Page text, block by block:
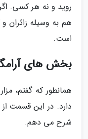
روید و نه هر کسی.
هم به وسیله
است.
بخش های
همانطور که گفتم،
دارد. در این قسمت
شرح می دهم.